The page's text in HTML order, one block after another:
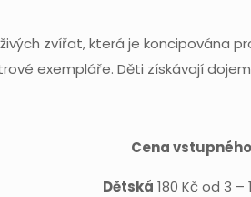
zvířat, která je koncipována
exempláře. Děti získávají
Cena
Dětská 180 Kč od 3 –